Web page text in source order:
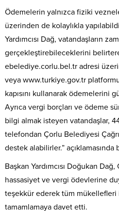
Ödemelerin yalnızca fiziki
üzerinden de kolaylıkla
Yardımcısı Dağ, vatandaşların
gerçekleştirebileceklerini
ebelediye.corlu.bel.tr adresi
veya www.turkiye.gov.tr
kapısını kullanarak ödemelerini
Ayrıca vergi borçları ve ödeme
bilgi almak isteyen vatandaşlar,
telefondan Çorlu Belediyesi
destek alabilirler.” açıklamasında
Başkan Yardımcısı Doğukan
hassasiyet ve vergi ödevlerine
teşekkür ederek tüm
tamamlamaya davet etti.